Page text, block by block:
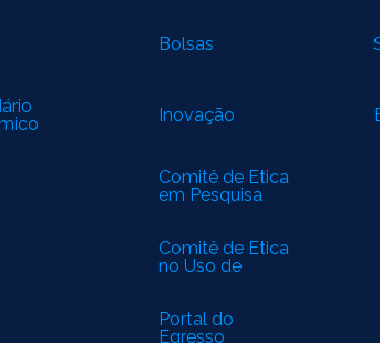
Bolsas
Inovação
Comitê de Ética
em Pesquisa
Comitê de Ética
no Uso de
Portal do
Egresso